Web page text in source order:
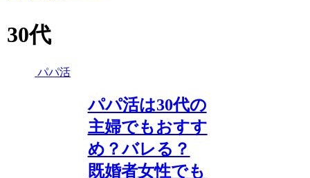
30代
パパ活
パパ活は30代の
主婦でもおすす
め？バレる？
既婚者女性でも